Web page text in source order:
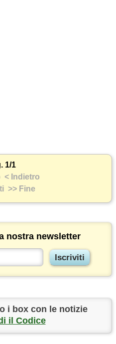
1/1
< Indietro
>> Fine
nostra newsletter
i box con le notizie
il Codice